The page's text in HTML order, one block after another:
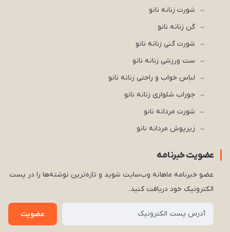
شورت زنانه نانو
گن زنانه نانو
شورت گنی زنانه نانو
ست ورزشی زنانه نانو
لباس خواب و راحتی زنانه نانو
جوراب شلواری زنانه نانو
شورت مردانه نانو
زیرپوش مردانه نانو
عضویت خبرنامه
عضو خبرنامه ماهانه وب‌سایت شوید و تازه‌ترین نوشته‌ها را در پست
الکترونیک خود دریافت کنید.
عضویت